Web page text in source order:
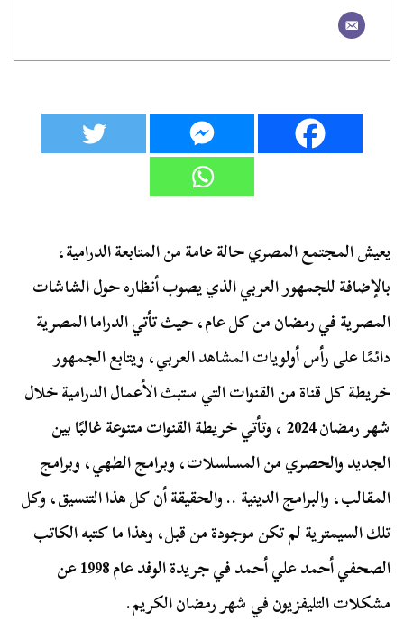
يعيش المجتمع المصري حالة عامة من المتابعة الدرامية،
بالإضافة للجمهور العربي الذي يصوب أنظاره حول الشاشات
المصرية في رمضان من كل عام، حيث تأتي الدراما المصرية
دائمًا على رأس أولويات المشاهد العربي، ويتابع الجمهور
خريطة كل قناة من القنوات التي ستبث الأعمال الدرامية خلال
شهر رمضان2024، وتأتي خريطة القنوات متنوعة غالبًا بين
الجديد والحصري من المسلسلات، وبرامج الطهي، وبرامج
المقالب، والبرامج الدينية .. والحقيقة أن كل هذا التنسيق، وكل
تلك السيمترية لم تكن موجودة من قبل، وهذا ما كتبه الكاتب
الصحفي أحمد علي أحمد في جريدة الوفد عام1998عن
مشكلات التليفزيون في شهر رمضان الكريم.